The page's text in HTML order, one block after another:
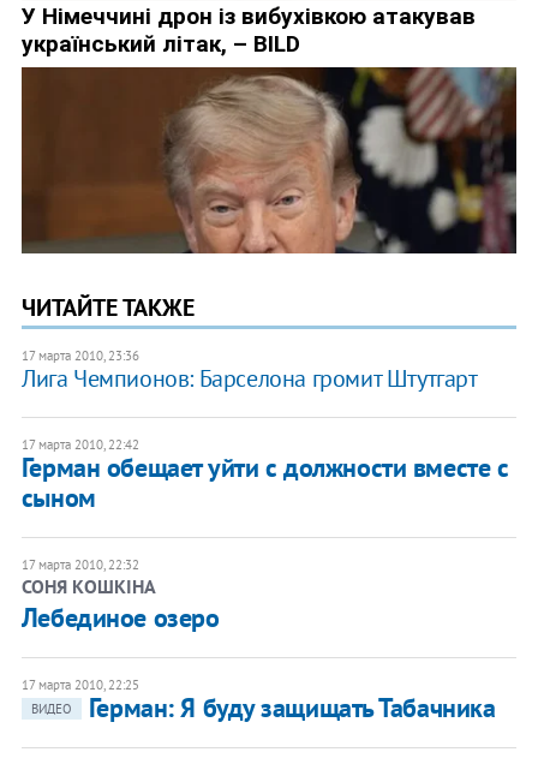
ЧИТАЙТЕ ТАКЖЕ
17 марта 2010, 23:36
Лига Чемпионов: Барселона громит Штутгарт
17 марта 2010, 22:42
Герман обещает уйти с должности вместе с
сыном
17 марта 2010, 22:32
СОНЯ КОШКІНА
Лебединое озеро
17 марта 2010, 22:25
ВИДЕО
Герман: Я буду защищать Табачника